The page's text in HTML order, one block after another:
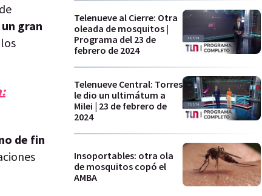
gran
de fin
Telenueve al Cierre: Otra
oleada de mosquitos |
Programa del 23 de
febrero de 2024
Telenueve Central: Torres
le dio un ultimátum a
Milei | 23 de febrero de
2024
Insoportables: otra ola
de mosquitos copó el
AMBA